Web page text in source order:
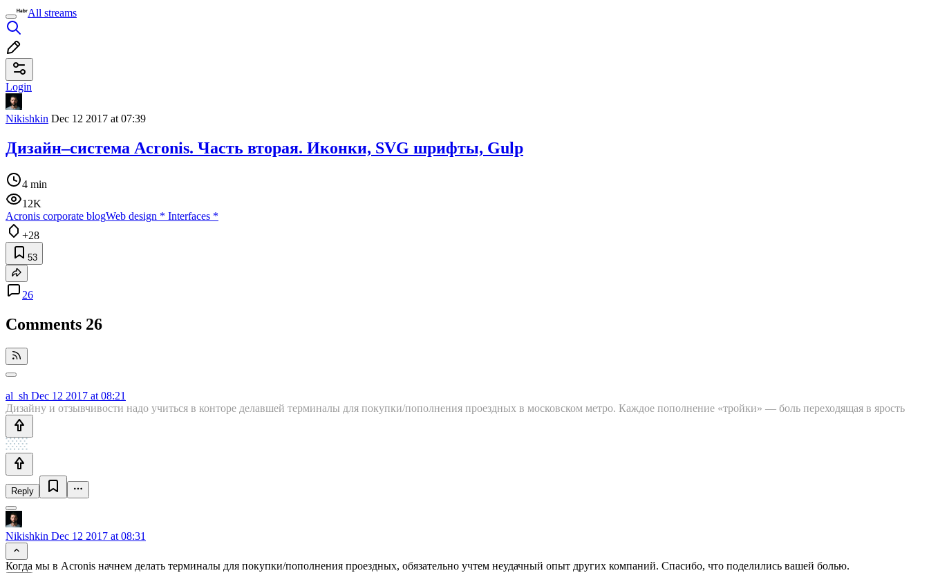
All streams
Login
Nikishkin Dec 12 2017 at 07:39
Дизайн–система Acronis. Часть вторая. Иконки, SVG шрифты, Gulp
4 min
12K
Acronis corporate blogWeb design * Interfaces *
+28
53
26
Comments 26
al_sh Dec 12 2017 at 08:21
Дизайну и отзывчивости надо учиться в конторе делавшей терминалы для покупки/пополнения проездных в московском метро. Каждое пополнение «тройки» — боль переходящая в ярость
Reply
Nikishkin Dec 12 2017 at 08:31
Когда мы в Acronis начнем делать терминалы для покупки/пополнения проездных, обязательно учтем неудачный опыт других компаний. Спасибо, что поделились вашей болью.